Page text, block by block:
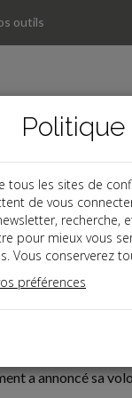
outils
30
AU
a annoncé sa
tous les sites de
de vous
recherche,
pour mieux vous
Vous conserverez
préférences